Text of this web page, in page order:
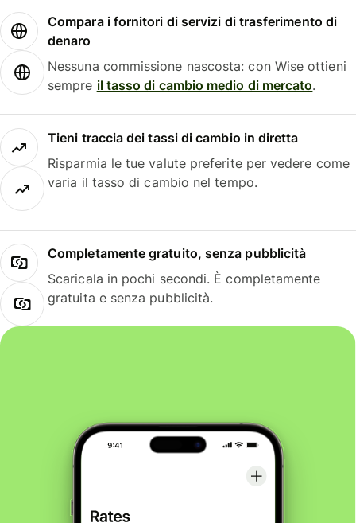
Compara i fornitori di servizi di trasferimento di
denaro
Nessuna commissione nascosta: con Wise ottieni
sempre il tasso di cambio medio di mercato.
Tieni traccia dei tassi di cambio in diretta
Risparmia le tue valute preferite per vedere come
varia il tasso di cambio nel tempo.
Completamente gratuito, senza pubblicità
Scaricala in pochi secondi. È completamente
gratuita e senza pubblicità.